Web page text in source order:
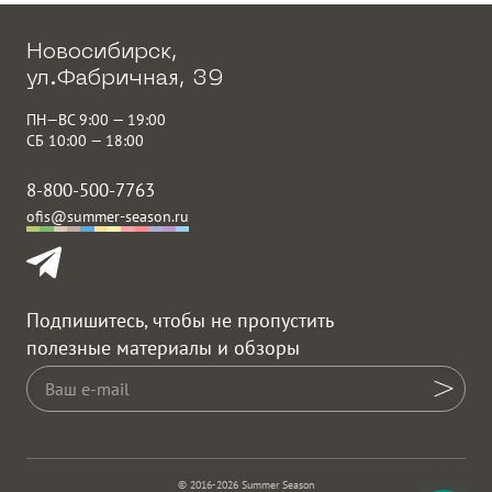
Новосибирск,
ул.Фабричная, 39
ПН—ВС 9:00 — 19:00
СБ 10:00 — 18:00
8-800-500-7763
ofis@summer-season.ru
Подпишитесь, чтобы не пропустить
полезные материалы и обзоры
© 2016-2026 Summer Season